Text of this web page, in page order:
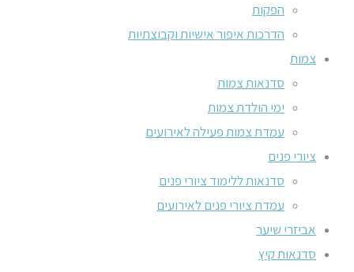
הפקות
הדרכות איפור אישיות וקבוצתיות
צמות
סדנאות צמות
ימי הולדת צמות
עמדת צמות פעילה לאירועים
ציורי פנים
סדנאות ללימוד ציורי פנים
עמדת ציורי פנים לאירועים
אביזרי שיער
סדנאות קיץ